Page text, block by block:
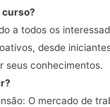
curso?
a todos os
desde
seus conhecimentos.
O mercado de